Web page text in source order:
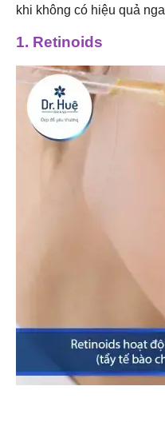
khi không có hiệu quả
1. Retinoids